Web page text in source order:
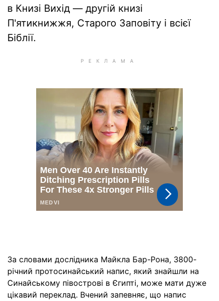
в Книзі Вихід — другій книзі
П'ятикнижжя, Старого Заповіту і всієї
Біблії.
За словами дослідника Майкла Бар-Рона, 3800-
річний протосинайський напис, який знайшли на
Синайському півострові в Єгипті, може мати дуже
цікавий переклад. Вчений запевняє, що напис